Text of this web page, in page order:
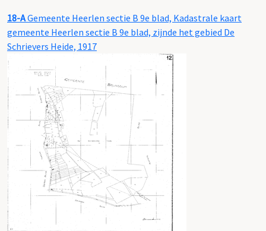
18-AGemeente Heerlen sectie B 9e blad, Kadastrale kaart
gemeente Heerlen sectie B 9e blad, zijnde het gebied De
Schrievers Heide, 1917